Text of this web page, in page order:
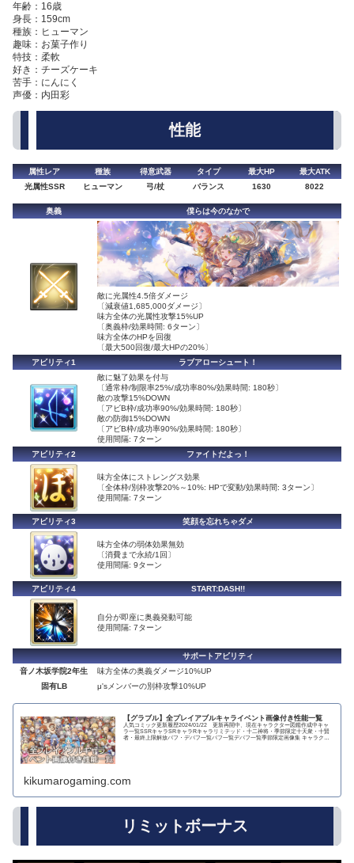
年齢：16歳
身長：159cm
種族：ヒューマン
趣味：お菓子作り
特技：柔軟
好き：チーズケーキ
苦手：にんにく
声優：内田彩
性能
属性レア 種族 得意武器 タイプ 最大HP
最大ATK
光属性SSR
ヒューマン 弓/杖 バランス 1630 8022
奥義 僕らは今のなかで
敵に光属性4.5倍ダメージ
〔減衰値1,685,000ダメージ〕
味方全体の光属性攻撃15%UP
〔奥義枠/効果時間: 6ターン〕
味方全体のHPを回復
〔最大500回復/最大HPの20%〕
アビリティ1
ラブアローシュート！
敵に魅了効果を付与
〔通常枠/制限率25%/成功率80%/効果時間: 180秒〕
敵の攻撃15%DOWN
〔アビB枠/成功率90%/効果時間: 180秒〕
敵の防御15%DOWN
〔アビB枠/成功率90%/効果時間: 180秒〕
使用間隔: 7ターン
アビリティ2
ファイトだよっ！
味方全体にストレングス効果
〔全体枠/別枠攻撃20%～10%: HPで変動/効果時間: 3ターン〕
使用間隔: 7ターン
アビリティ3 笑顔を忘れちゃダメ
味方全体の弱体効果無効
〔消費まで永続/1回〕
使用間隔: 9ターン
アビリティ4 START:DASH!!
自分が即座に奥義発動可能
使用間隔: 7ターン
サポートアビリティ
音ノ木坂学院2年生
味方全体の奥義ダメージ10%UP
固有LB
μ'sメンバーの別枠攻撃10%UP
【グラブル】全プレイアブルキャライベント画像付き性能一覧
人気コミック更新履歴2024/01/22 更新再開中、現在キャラクター図鑑作成中キャ
ラ一覧SSRキャラSRキャラRキャラリミテッド・十二神将・季節限定十天衆・十賢
者・最終上限解放バフ・デバフ一覧バフ一覧デバフ一覧季節限定画像集 キャラクタ
kikumarogaming.com
リミットボーナス